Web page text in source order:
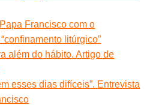
Francisco com o
litúrgico”
além do hábito. Artigo de
esses dias difíceis”. Entrevista